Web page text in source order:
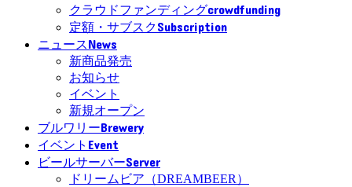
クラウドファンディングcrowdfunding
定額・サブスクSubscription
ニュースNews
新商品発売
お知らせ
イベント
新規オープン
ブルワリーBrewery
イベント Event
ビールサーバーServer
ドリームビア（DREAMBEER）